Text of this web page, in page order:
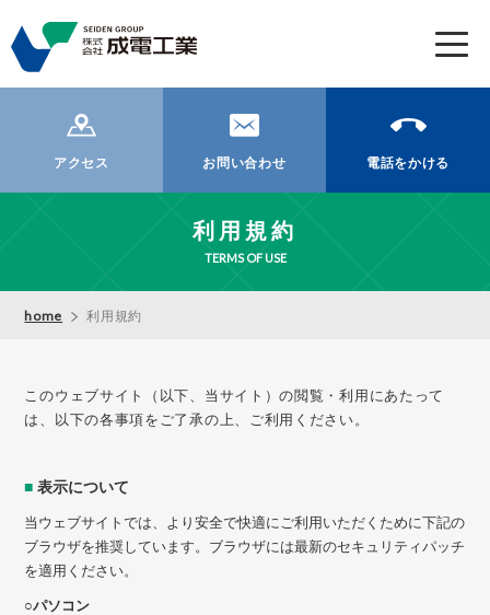
t
アクセス お問い合わせ 電話をかける
利用規約
TERMS OF USE
home 利用規約
このウェブサイト（以下、当サイト）の閲覧・利用にあたって
は、以下の各事項をご了承の上、ご利用ください。
■ 表示について
当ウェブサイトでは、より安全で快適にご利用いただくために下記の
ブラウザを推奨しています。ブラウザには最新のセキュリティパッチ
を適用ください。
○パソコン